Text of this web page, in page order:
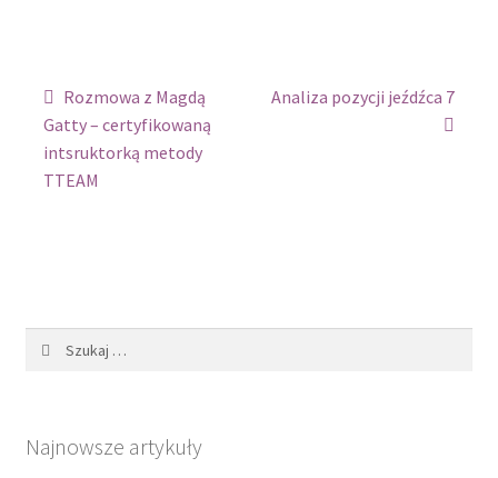
Zobacz
Rozmowa z Magdą
Gatty – certyfikowaną
intsruktorką metody
TTEAM
Analiza pozycji jeźdźca 7
Najnowsze artykuły